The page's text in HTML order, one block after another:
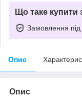
Що таке купити
Замовлення під
Опис
Опис